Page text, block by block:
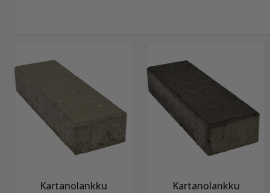
Kartanolankku
Kartanolankku